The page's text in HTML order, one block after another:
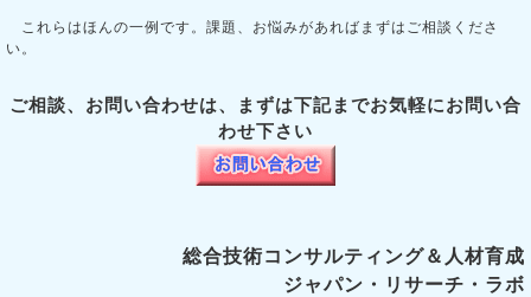
これらはほんの一例です。課題、お悩みがあればまずはご相談くださ
い。
ご相談、お問い合わせは、まずは下記までお気軽にお問い合
わせ下さい
総合技術コンサルティング＆人材育成
ジャパン・リサーチ・ラボ